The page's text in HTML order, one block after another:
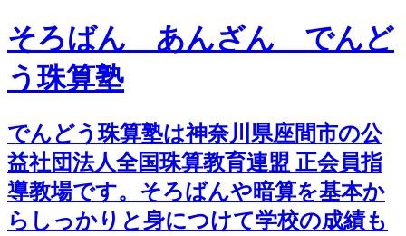
そろばん あんざん でんど
う珠算塾
でんどう珠算塾は神奈川県座間市の公
益社団法人全国珠算教育連盟 正会員指
導教場です。そろばんや暗算を基本か
らしっかりと身につけて学校の成績も